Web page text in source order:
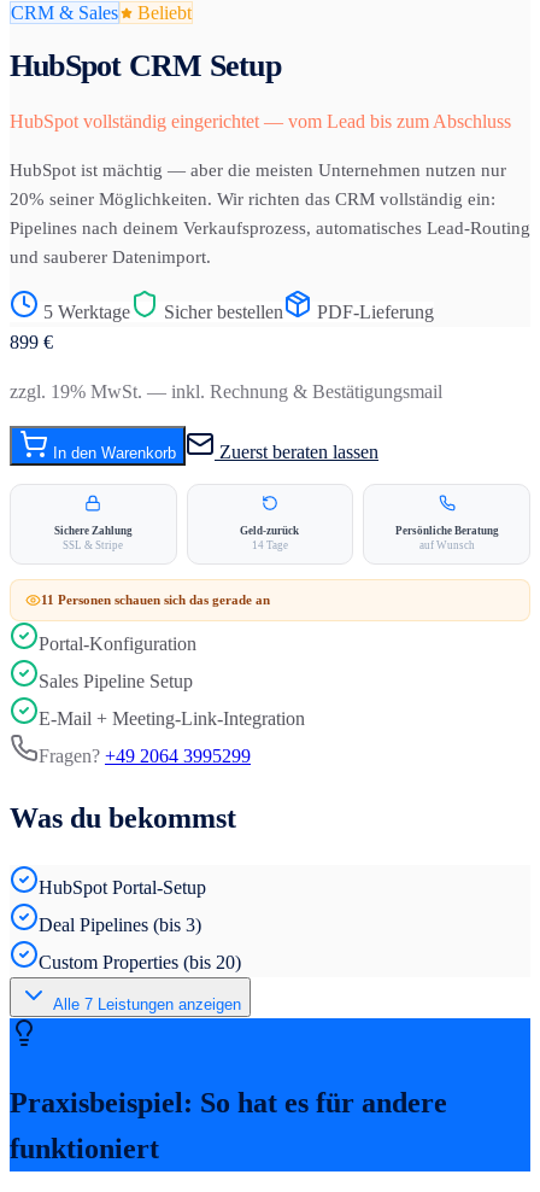
CRM & Sales Beliebt
HubSpot CRM Setup
HubSpot vollständig eingerichtet — vom Lead bis zum Abschluss
HubSpot ist mächtig — aber die meisten Unternehmen nutzen nur
20% seiner Möglichkeiten. Wir richten das CRM vollständig ein:
Pipelines nach deinem Verkaufsprozess, automatisches Lead-Routing
und sauberer Datenimport.
5 Werktage Sicher bestellen
PDF-Lieferung
899 €
zzgl. 19% MwSt. — inkl. Rechnung & Bestätigungsmail
In den Warenkorb Zuerst beraten lassen
Sichere Zahlung
SSL & Stripe
Geld-zurück
14 Tage
Persönliche Beratung
auf Wunsch
11 Personen schauen sich das gerade an
Portal-Konfiguration
Sales Pipeline Setup
E-Mail + Meeting-Link-Integration
Fragen? +49 2064 3995299
Was du bekommst
HubSpot Portal-Setup
Deal Pipelines (bis 3)
Custom Properties (bis 20)
Alle 7 Leistungen anzeigen
Praxisbeispiel: So hat es für andere
funktioniert